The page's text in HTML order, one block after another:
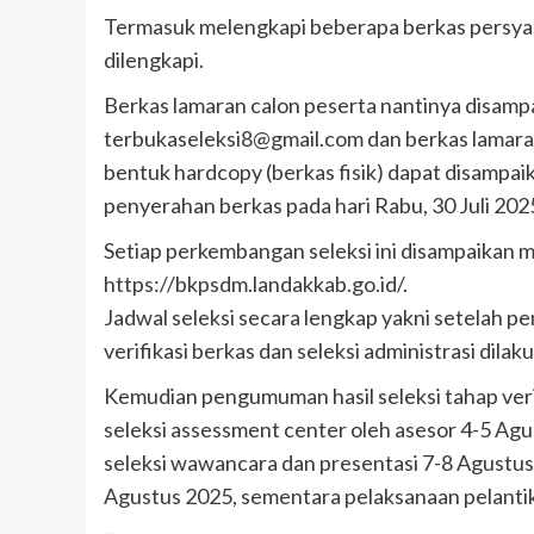
Termasuk melengkapi beberapa berkas
dilengkapi.
Berkas lamaran calon peserta nantinya
terbukaseleksi8@gmail.com dan berkas
bentuk hardcopy (berkas fisik) dapat
penyerahan berkas pada hari Rabu, 30 Juli
Setiap perkembangan seleksi ini disampaikan
https://bkpsdm.landakkab.go.id/.
Jadwal seleksi secara lengkap yakni setelah
verifikasi berkas dan seleksi administrasi
Kemudian pengumuman hasil seleksi tahap
seleksi assessment center oleh asesor 4-5
seleksi wawancara dan presentasi 7-8
Agustus 2025, sementara pelaksanaan